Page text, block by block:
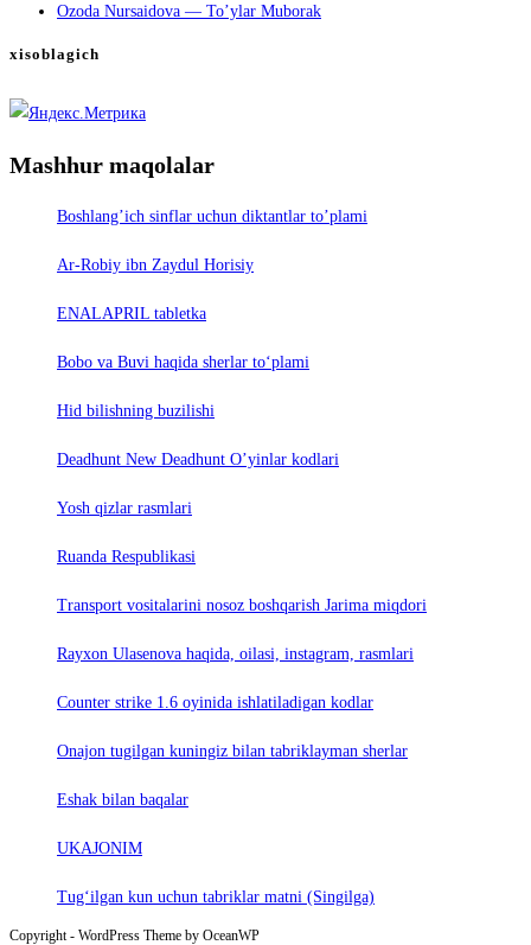
Ozoda Nursaidova — To’ylar Muborak
xisoblagich
Mashhur maqolalar
Boshlang’ich sinflar uchun diktantlar to’plami
Ar-Robiy ibn Zaydul Horisiy
ENALAPRIL tabletka
Bobo va Buvi haqida sherlar to‘plami
Hid bilishning buzilishi
Deadhunt New Deadhunt O’yinlar kodlari
Yosh qizlar rasmlari
Ruanda Respublikasi
Trаnsport vositаlаrini nosoz boshqаrish Jаrimа miqdori
Rayxon Ulasenova haqida, oilasi, instagram, rasmlari
Counter strike 1.6 oyinida ishlatiladigan kodlar
Onajon tugilgan kuningiz bilan tabriklayman sherlar
Eshak bilan baqalar
UKAJONIM
Tug‘ilgan kun uchun tabriklar matni (Singilga)
Copyright - WordPress Theme by OceanWP